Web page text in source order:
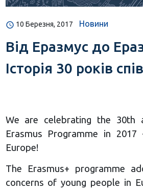
10 Березня, 2017 Новини
Від Еразмус до
Історія 30 років
We are celebrating the 30th
Erasmus Programme in
Europe!
The Erasmus+ programme
concerns of young people in